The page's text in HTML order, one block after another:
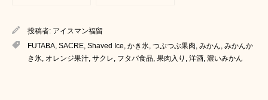
投稿者: アイスマン福留
FUTABA, SACRE, Shaved Ice, かき氷, つぶつぶ果肉, みかん, みかんか
き氷, オレンジ果汁, サクレ, フタバ食品, 果肉入り , 洋酒, 濃いみかん